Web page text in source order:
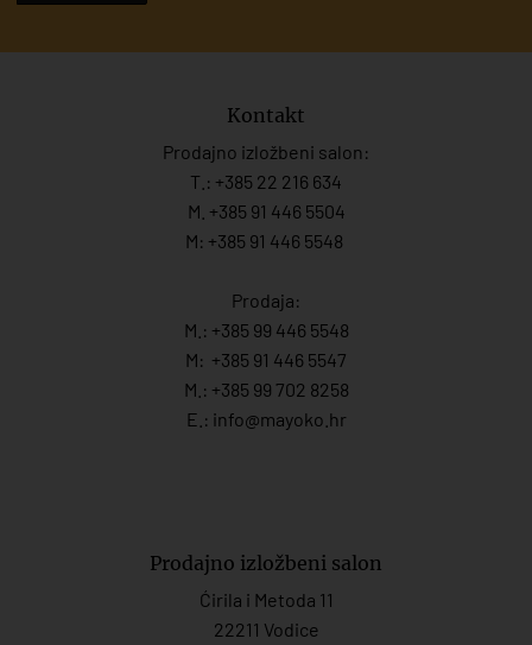
Kontakt
Prodajno izložbeni salon:
T.: +385 22 216 634
M. +385 91 446 5504
M: +385 91 446 5548
Prodaja:
M.: +385 99 446 5548
M: +385 91 446 5547
M.: +385 99 702 8258
E.: info@mayoko. hr
Prodajno izložbeni salon
Ćirila i Metoda 11
22211 Vodice